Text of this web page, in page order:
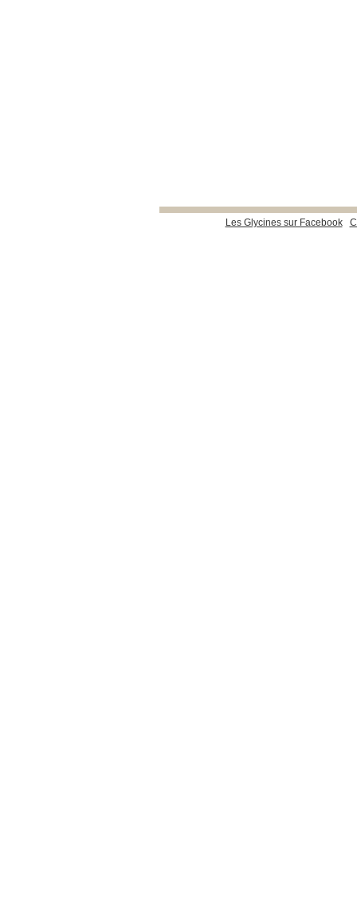
Les Glycines sur Facebook